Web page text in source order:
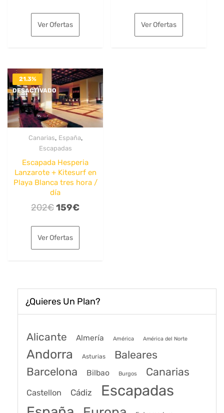
original
era: es:
Ver Ofertas
original
era:
es:
Ver Ofertas
21.3%
DESACTIVADO
Canarias, España,
Escapadas
Escapada Hesperia
Lanzarote + Kitesurf en
Playa Blanca tres hora /
día
202€El
original
era:
159€El
es:
Ver Ofertas
¿Quieres Un Plan?
Alicante Almería América América del Norte
Andorra Asturias Baleares
Barcelona Bilbao Burgos Canarias
Castellon Cádiz Escapadas